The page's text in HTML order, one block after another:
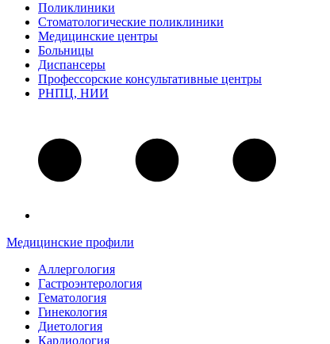
Поликлиники
Стоматологические поликлиники
Медицинские центры
Больницы
Диспансеры
Профессорские консультативные центры
РНПЦ, НИИ
Медицинские профили
Аллергология
Гастроэнтерология
Гематология
Гинекология
Диетология
Кардиология